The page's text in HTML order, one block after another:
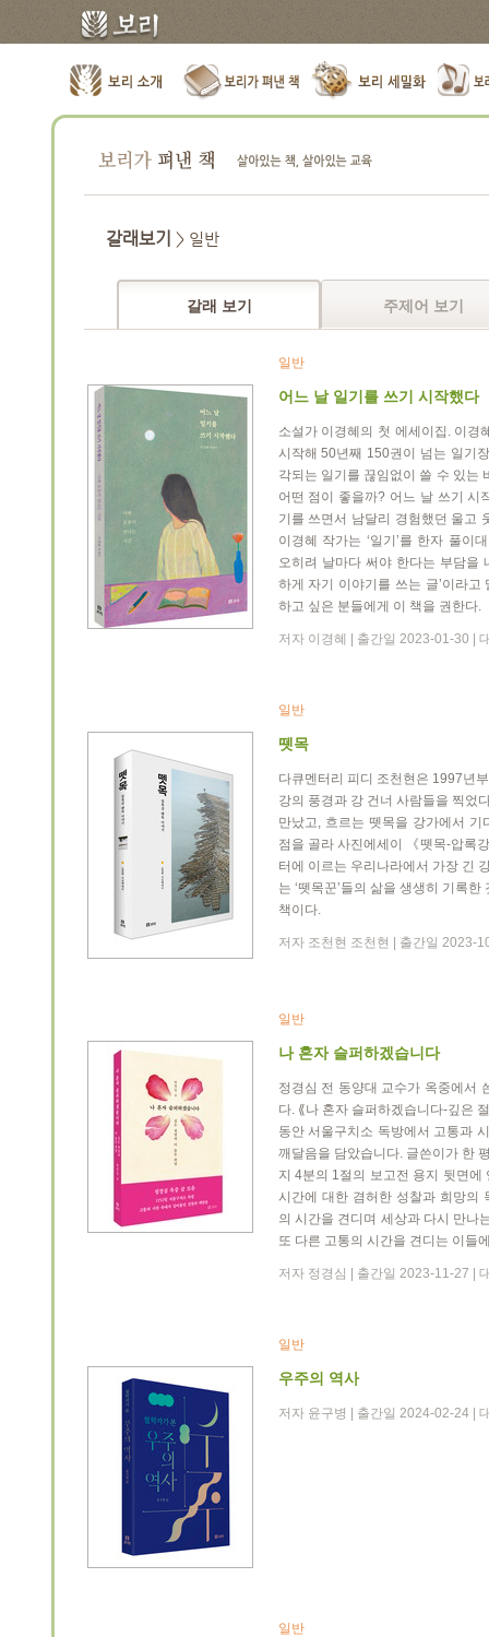
갈래보기 > 일반
갈래 보기 주제어 보기
일반
어느 날 일기를 쓰기 시작했다
소설가 이경혜의 첫 에세이집. 이경
시작해 50년째 150권이 넘는 일기
각되는 일기를 끊임없이 쓸 수 있는
어떤 점이 좋을까? 어느 날 쓰기 시
기를 쓰면서 남달리 경험했던 울고
이경혜 작가는 ‘일기’를 한자 풀이
오히려 날마다 써야 한다는 부담을
하게 자기 이야기를 쓰는 글’이라
하고 싶은 분들에게 이 책을 권한다.
저자 이경혜 | 출간일 2023-01-30 |
일반
뗏목
다큐멘터리 피디 조천현은 1997년
강의 풍경과 강 건너 사람들을 찍었
만났고, 흐르는 뗏목을 강가에서
점을 골라 사진에세이 《뗏목-압록
터에 이르는 우리나라에서 가장 긴
는 ‘뗏목꾼’들의 삶을 생생히 기록
책이다.
저자 조천현 조천현 | 출간일 2023-
일반
나 혼자 슬퍼하겠습니다
정경심 전 동양대 교수가 옥중에서
다. ⟪나 혼자 슬퍼하겠습니다-깊은
동안 서울구치소 독방에서 고통과
깨달음을 담았습니다. 글쓴이가 한
지 4분의 1절의 보고전 용지 뒷면
시간에 대한 겸허한 성찰과 희망의
의 시간을 견디며 세상과 다시 만나
또 다른 고통의 시간을 견디는 이들
저자 정경심 | 출간일 2023-11-27 |
일반
우주의 역사
저자 윤구병 | 출간일 2024-02-24 |
일반